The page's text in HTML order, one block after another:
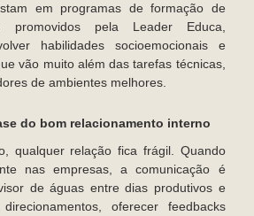
em programas de formação de
pela Leader Educa,
habilidades socioemocionais e
vão muito além das tarefas técnicas,
de ambientes melhores.
do bom relacionamento interno
qualquer relação fica frágil. Quando
nas empresas, a comunicação é
de águas entre dias produtivos e
oferecer feedbacks